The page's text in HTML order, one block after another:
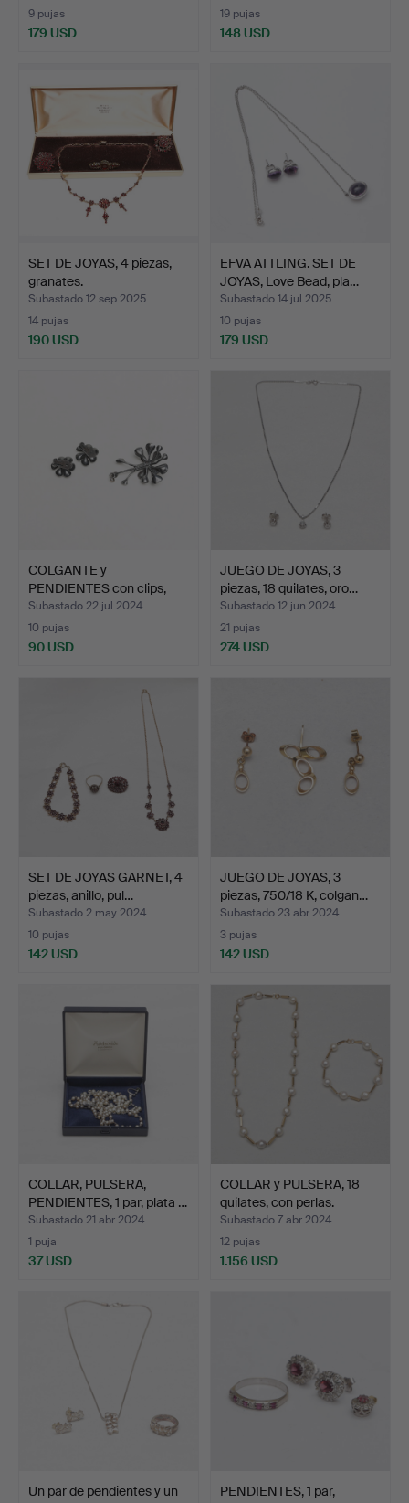
9 pujas
179 USD
19 pujas
148 USD
SET DE JOYAS, 4 piezas,
granates.
Subastado 12 sep 2025
14 pujas
190 USD
EFVA ATTLING. SET DE
JOYAS, Love Bead, pla…
Subastado 14 jul 2025
10 pujas
179 USD
COLGANTE y
PENDIENTES con clips,
plateados.
Subastado 22 jul 2024
10 pujas
90 USD
JUEGO DE JOYAS, 3
piezas, 18 quilates, oro…
Subastado 12 jun 2024
21 pujas
274 USD
SET DE JOYAS GARNET, 4
piezas, anillo, pul…
Subastado 2 may 2024
10 pujas
142 USD
JUEGO DE JOYAS, 3
piezas, 750/18 K, colgan…
Subastado 23 abr 2024
3 pujas
142 USD
COLLAR, PULSERA,
PENDIENTES, 1 par, plata …
Subastado 21 abr 2024
1 puja
37 USD
COLLAR y PULSERA, 18
quilates, con perlas.
Subastado 7 abr 2024
12 pujas
1.156 USD
Un par de pendientes y un
PENDIENTES, 1 par,